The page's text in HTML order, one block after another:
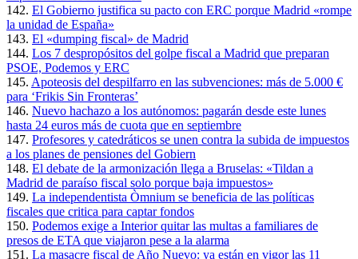
142. El Gobierno justifica su pacto con ERC porque Madrid «rompe
la unidad de España»
143. El «dumping fiscal» de Madrid
144. Los 7 despropósitos del golpe fiscal a Madrid que preparan
PSOE, Podemos y ERC
145. Apoteosis del despilfarro en las subvenciones: más de 5.000 €
para ‘Frikis Sin Fronteras’
146. Nuevo hachazo a los autónomos: pagarán desde este lunes
hasta 24 euros más de cuota que en septiembre
147. Profesores y catedráticos se unen contra la subida de impuestos
a los planes de pensiones del Gobiern
148. El debate de la armonización llega a Bruselas: «Tildan a
Madrid de paraíso fiscal solo porque baja impuestos»
149. La independentista Òmnium se beneficia de las políticas
fiscales que critica para captar fondos
150. Podemos exige a Interior quitar las multas a familiares de
presos de ETA que viajaron pese a la alarma
151. La masacre fiscal de Año Nuevo: ya están en vigor las 11